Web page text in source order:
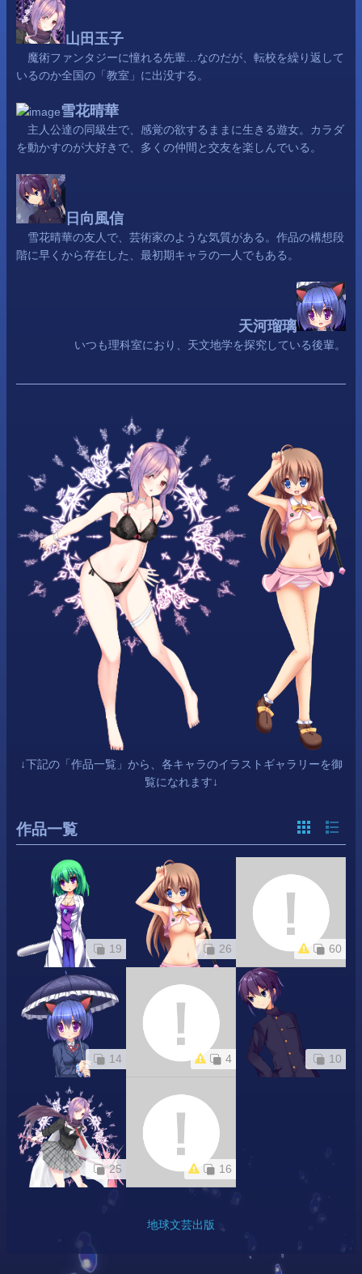
山田玉子
魔術ファンタジーに憧れる先輩…なのだが、転校を繰り返して
いるのか全国の「教室」に出没する。
雪花晴華
主人公達の同級生で、感覚の欲するままに生きる遊女。カラダ
を動かすのが大好きで、多くの仲間と交友を楽しんでいる。
日向風信
雪花晴華の友人で、芸術家のような気質がある。作品の構想段
階に早くから存在した、最初期キャラの一人でもある。
天河瑠璃
いつも理科室におり、天文地学を探究している後輩。
↓下記の「作品一覧」から、各キャラのイラストギャラリーを御
覧になれます↓
作品一覧
19 26 60
14 4 10
25 16
地球文芸出版